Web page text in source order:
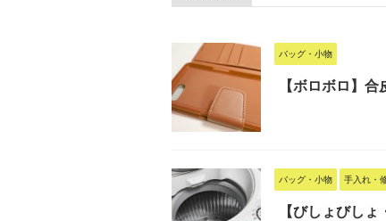
バッグ・小物
【ボロボロ】
バッグ・小物 手入れ・
【びしょびし